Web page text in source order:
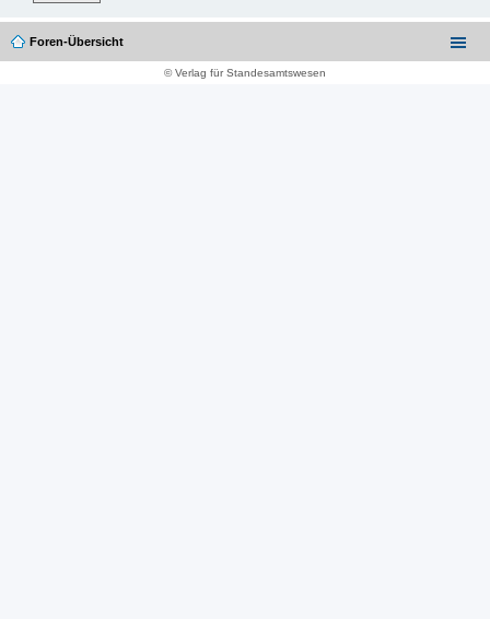
Foren-Übersicht
© Verlag für Standesamtswesen